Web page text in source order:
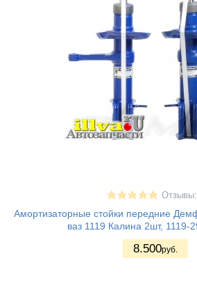
Амортизаторные стойки передние
ваз 1119 Калина 2шт, 1119-
8.500руб.